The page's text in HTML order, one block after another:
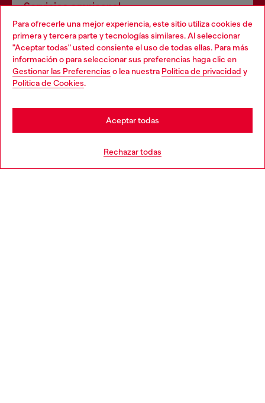
Para ofrecerle una mejor experiencia, este sitio utiliza cookies de
primera y tercera parte y tecnologías similares. Al seleccionar
"Aceptar todas" usted consiente el uso de todas ellas. Para más
información o para seleccionar sus preferencias haga clic en
Gestionar las Preferencias o lea nuestra Política de privacidad y
Política de Cookies.
Rechazar todas
Aceptar todas
Servicios omnicanal
Descubre todos nuestros servicios, tanto en línea como
en la tienda.
Choose your location
You are currently browsing España website, but it seems you
may be based in United States